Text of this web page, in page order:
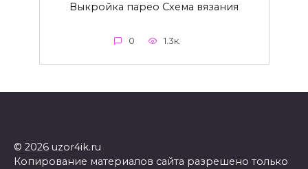
Выкройка парео Схема вязания
0 1.3к.
© 2026 uzor4ik.ru
Копирование материалов сайта разрешено только